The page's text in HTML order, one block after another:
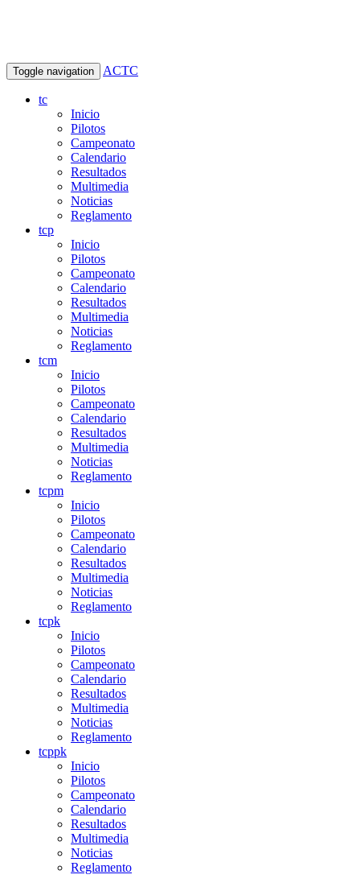
Toggle navigation ACTC
tc
Inicio
Pilotos
Campeonato
Calendario
Resultados
Multimedia
Noticias
Reglamento
tcp
Inicio
Pilotos
Campeonato
Calendario
Resultados
Multimedia
Noticias
Reglamento
tcm
Inicio
Pilotos
Campeonato
Calendario
Resultados
Multimedia
Noticias
Reglamento
tcpm
Inicio
Pilotos
Campeonato
Calendario
Resultados
Multimedia
Noticias
Reglamento
tcpk
Inicio
Pilotos
Campeonato
Calendario
Resultados
Multimedia
Noticias
Reglamento
tcppk
Inicio
Pilotos
Campeonato
Calendario
Resultados
Multimedia
Noticias
Reglamento